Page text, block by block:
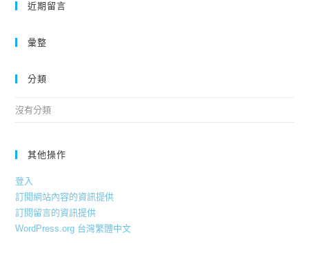
近期留言
彙整
分類
沒有分類
其他操作
登入
訂閱網站內容的資訊提供
訂閱留言的資訊提供
WordPress.org 台灣繁體中文